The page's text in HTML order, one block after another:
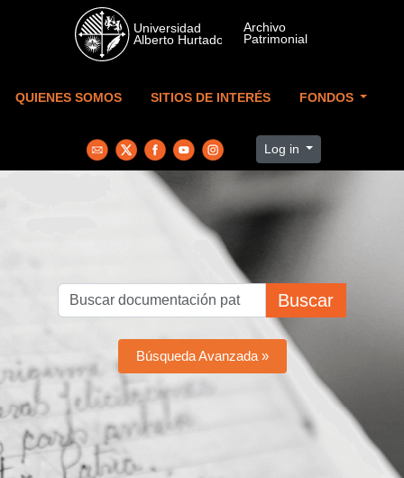
Skip to main content
QUIENES SOMOS SITIOS DE INTERÉS FONDOS
Log in
Buscar
Búsqueda Avanzada »